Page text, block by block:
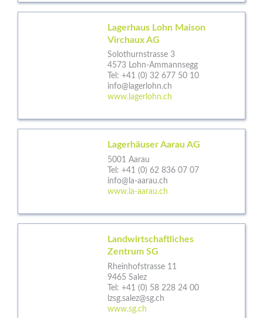
Lagerhaus Lohn Maison
Virchaux AG
Solothurnstrasse 3
4573 Lohn-Ammannsegg
Tel: +41 (0) 32 677 50 10
info@lagerlohn.ch
www.lagerlohn.ch
Lagerhäuser Aarau AG
5001 Aarau
Tel: +41 (0) 62 836 07 07
info@la-aarau.ch
www.la-aarau.ch
Landwirtschaftliches
Zentrum SG
Rheinhofstrasse 11
9465 Salez
Tel: +41 (0) 58 228 24 00
lzsg.salez@sg.ch
www.sg.ch